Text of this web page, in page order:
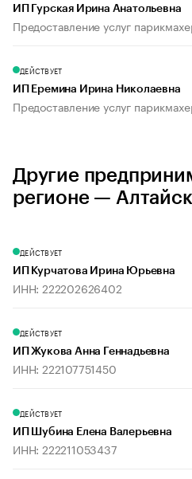
ИП Гурская Ирина Анатольевна
Предоставление услуг
ДЕЙСТВУЕТ
ИП Еремина Ирина Николаевна
Предоставление услуг
Другие
регионе —
ДЕЙСТВУЕТ
ИП Курчатова Ирина Юрьевна
ИНН: 222202626402
ДЕЙСТВУЕТ
ИП Жукова Анна Геннадьевна
ИНН: 222107751450
ДЕЙСТВУЕТ
ИП Шубина Елена Валерьевна
ИНН: 222211053437